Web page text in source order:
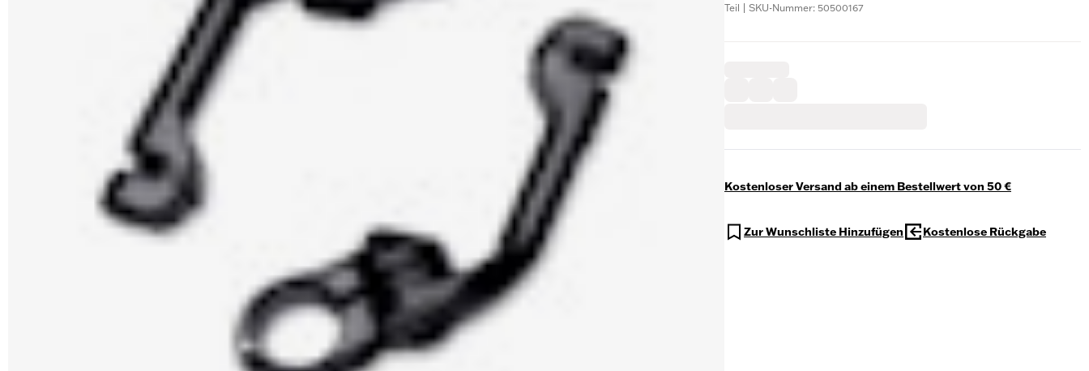
Teil | SKU-Nummer: 50500167
Kostenloser Versand ab einem Bestellwert von 50 €
Zur Wunschliste Hinzufügen Kostenlose Rückgabe